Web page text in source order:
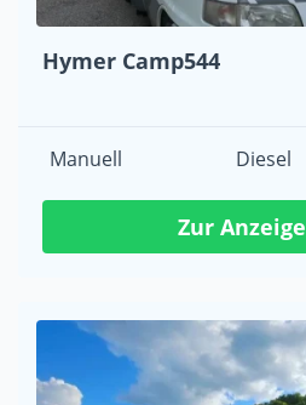
Hymer Camp544
Manuell Diesel
Zur Anzeige